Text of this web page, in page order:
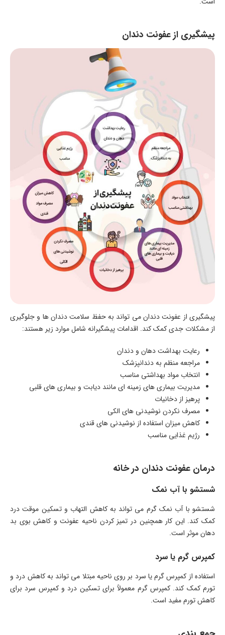
پیشگیری از عفونت دندان
پیشگیری از عفونت دندان می تواند به حفظ سلامت دندان ها و جلوگیری
از مشکلات جدی کمک کند. اقدامات پیشگیرانه شامل موارد زیر هستند:
رعایت بهداشت دهان و دندان
مراجعه منظم به دندانپزشک
انتخاب مواد بهداشتی مناسب
مدیریت بیماری های زمینه ای مانند دیابت و بیماری های قلبی
پرهیز از دخانیات
مصرف نکردن نوشیدنی های الکی
کاهش میزان استفاده از نوشیدنی های قندی
رژیم غذایی مناسب
درمان عفونت دندان در خانه
شستشو با آب نمک
شستشو با آب نمک گرم می تواند به کاهش التهاب و تسکین موقت درد
کمک کند. این کار همچنین در تمیز کردن ناحیه عفونت و کاهش بوی بد
دهان موثر است.
کمپرس گرم یا سرد
استفاده از کمپرس گرم یا سرد بر روی ناحیه مبتلا می تواند به کاهش درد و
تورم کمک کند. کمپرس گرم معمولاً برای تسکین درد و کمپرس سرد برای
کاهش تورم مفید است.